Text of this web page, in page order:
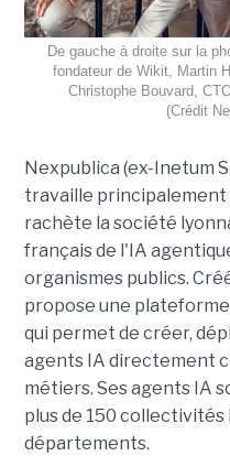
De gauche à droite sur la
fondateur de Wikit, Martin
Christophe Bouvard,
(Crédit
Nexpublica (ex-Inetum
travaille principalement
rachète la société
français de l'IA
organismes publics.
propose une
qui permet de créer,
agents IA directement
métiers. Ses agents IA
plus de 150
départements.